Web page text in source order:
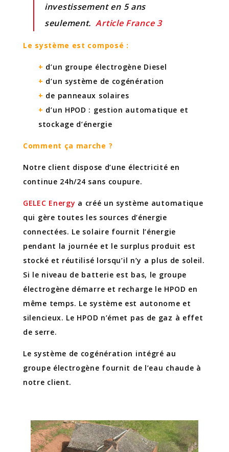
investissement en 5 ans
seulement.Article France 3
Le système est composé :
+ d’un groupe électrogène Diesel
+ d’un système de cogénération
+ de panneaux solaires
+ d’un HPOD : gestion automatique et
stockage d’énergie
Comment ça marche ?
Notre client dispose d’une électricité en
continue 24h/24 sans coupure.
GELEC Energy a créé un système automatique
qui gère toutes les sources d’énergie
connectées. Le solaire fournit l’énergie
pendant la journée et le surplus produit est
stocké et réutilisé lorsqu’il n’y a plus de soleil.
Si le niveau de batterie est bas, le groupe
électrogène démarre et recharge le HPOD en
même temps. Le système est autonome et
silencieux. Le HPOD n’émet pas de gaz à effet
de serre.
Le système de cogénération intégré au
groupe électrogène fournit de l’eau chaude à
notre client.